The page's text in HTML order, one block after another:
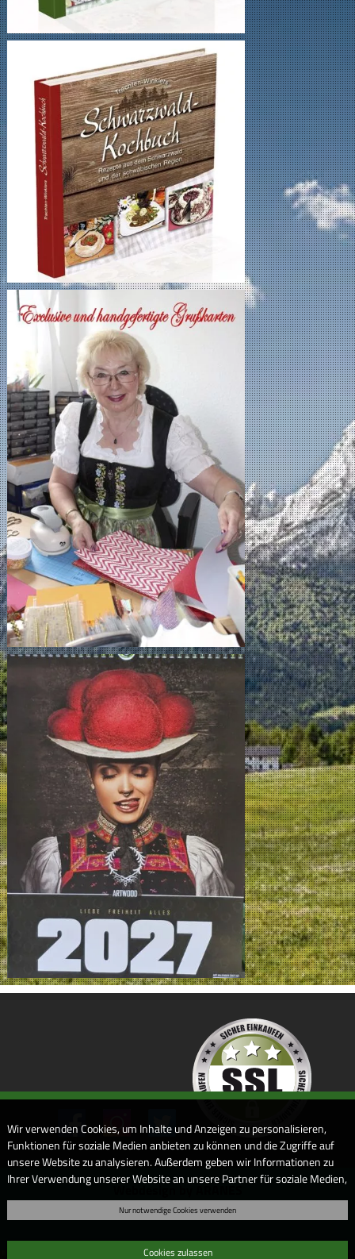
Webdesign by ARANES
Wir verwenden Cookies, um Inhalte und Anzeigen zu personalisieren,
Funktionen für soziale Medien anbieten zu können und die Zugriffe auf
unsere Website zu analysieren. Außerdem geben wir Informationen zu
Ihrer Verwendung unserer Website an unsere Partner für soziale Medien,
Informationen möglicherweise mit weiteren Daten zusammen, die Sie
Dienste gesammelt haben. Sofern Sie uns Ihre Einwilligung geben,
Nur notwendige Cookies verwenden
Cookies zulassen